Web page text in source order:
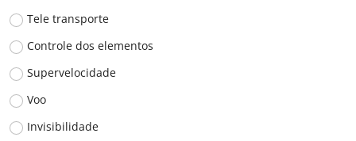
Tele transporte
Controle dos elementos
Supervelocidade
Voo
Invisibilidade